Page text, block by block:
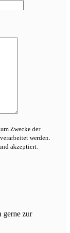
Zwecke der
werden.
akzeptiert.
gerne zur